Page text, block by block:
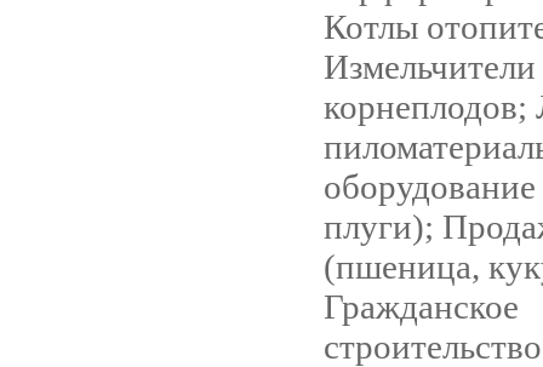
Котлы
Измельчители
корнеплодов;
плуги);
(пшеница,
Гражданское
строительство